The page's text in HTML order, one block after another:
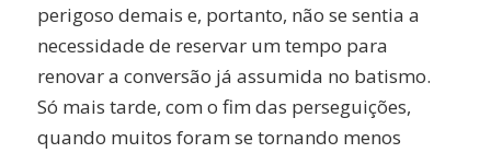
perigoso demais e, portanto, não se sentia a
necessidade de reservar um tempo para
renovar a conversão já assumida no batismo.
Só mais tarde, com o fim das perseguições,
quando muitos foram se tornando menos